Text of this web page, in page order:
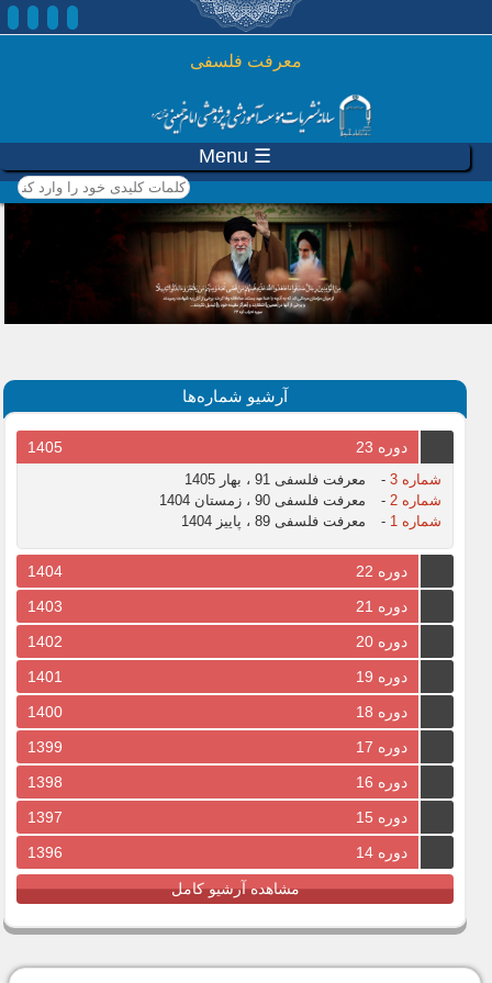
رفتن به محتوای اصلی
معرفت فلسفی
☰ Menu
کلمات کلیدی خود را وارد
کنید
آرشیو شماره‌ها
دوره 23 1405
شماره 3 -
معرفت فلسفی 91 ، بهار 1405
شماره 2
-
معرفت فلسفی 90 ، زمستان 1404
شماره 1
- معرفت فلسفی 89 ، پاییز 1404
دوره 22
1404
دوره 21
1403
دوره 20
1402
دوره 19
1401
دوره 18
1400
دوره 17
1399
دوره 16
1398
دوره 15
1397
دوره 14
1396
مشاهده آرشیو کامل